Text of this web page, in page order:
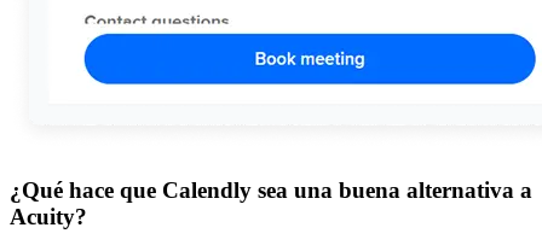
¿Qué hace que Calendly sea una buena alternativa a
Acuity?